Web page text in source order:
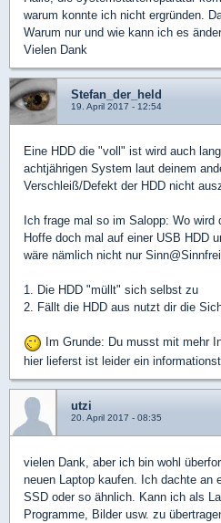
warum konnte ich nicht ergründen.
Warum nur und wie kann ich es
Vielen Dank
Stefan_der_held
19. April 2017 - 12:54
Eine HDD die "voll" ist wird auch
achtjährigen System laut deinem
Verschleiß/Defekt der HDD nicht
Ich frage mal so im Salopp: Wo
Hoffe doch mal auf einer USB HDD
wäre nämlich nicht nur
1. Die HDD "müllt" sich selbst zu
2. Fällt die HDD aus nutzt dir die
Im Grunde: Du musst mit mehr
hier lieferst ist leider ein
utzi
20. April 2017 - 08:35
vielen Dank, aber ich bin wohl
neuen Laptop kaufen. Ich dachte an
SSD oder so ähnlich. Kann ich als
Programme, Bilder usw. zu